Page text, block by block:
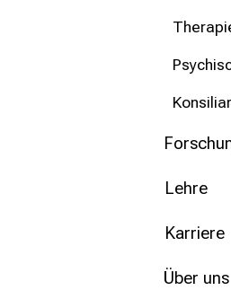
Lehre
Karriere
Über uns